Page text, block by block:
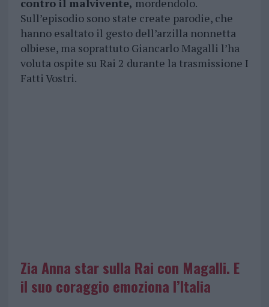
contro il malvivente, mordendolo.
Sull’episodio sono state create parodie, che
hanno esaltato il gesto dell’arzilla nonnetta
olbiese, ma soprattuto Giancarlo Magalli l’ha
voluta ospite su Rai 2 durante la trasmissione I
Fatti Vostri.
Zia Anna star sulla Rai con Magalli. E
il suo coraggio emoziona l’Italia